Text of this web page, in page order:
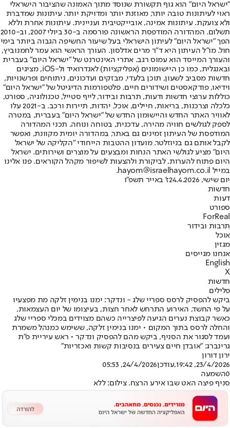
"ישראל היום" הוא גוף תקשורת שנוסד מתוך האמונה שהציבור הישראלי
ראוי לעיתונות טובה יותר, מאוזנת יותר ומדויקת יותר. עיתונות שמדברת
ולא צועקת. עיתונות אמינה, אובייקטיבית ועניינית. עיתונות אחרת וללא
תשלום. המהדורה המודפסת הראשונה פורסמה ב-30 ביולי 2007, וב-2010
הפך "ישראל היום" לעיתון הישראלי בעל שיעור החשיפה הגבוה ביותר בימי
חול. מו"ל העיתון היא ד"ר מרים אדלסון. העורך הראשי הוא עמר לחמנוביץ,
והעורך המייסד הוא עמוס רגב. אתרי האינטרנט של "ישראל היום" בעברית
ובאנגלית, כמו כן היישומונים (אפליקציות) לאנדרואיד ול-iOS, מציגים
חדשות מסביב לשעון, תוכן בלעדי, מבזקים ועדכונים, ניתוחים ופרשנויות,
וידיאו, פודקאסטים ושידורים חיים. פלטפורמות הדיגיטל של "ישראל היום"
כוללות ערוצי חדשות ודעות, תרבות ובידור, לייף סטייל, טכנולוגיה, ספורט,
כלכלה וצרכנות, בריאות, חיילים, אוכל, יהדות, תיירות ורכב. ב-2021 עלו
לאוויר האתר החדש והיישומון החדש של "ישראל היום" בעברית, במטרה
לספק לגולשים חוויה מהירה, עדכנית, בטוחה ונוחה. תכני המהדורה
המודפסת של העיתון זמינים גם באתר, במהדורה יומית מקוונת, ואפשר
לקבל אותם גם בניוזלטר. מועדון ההטבות הייחודי "הקליקה של ישראל
היום" מציע לגולשי האתר הנחות ומבצעים על מוצרים ושירותים. ישראל
היום פתוח להערות, לביקורת ולהצעות לשיפור מקהל הקוראים. פנו אלינו
במייל hayom@israelhayom.co.il.
יום שישי, 24.4.2026
ז' באייר תשפ"ו
חדשות
דעות
ספורט
ForReal
תרבות ובידור
אוכל
מגזין
אנחנו מגייסים
English
X
חדשות
פלילים
ביקש להפסיק לרסס ספריי שלג - ונדקר: ימנו בנימין זלקה מת מפצעיו
על פי החשד, האירוע התרחש לאחר חצות, בעיצומו של יום העצמאות,
כאשר קבוצת נערים הגיעה לפיצרייה כשהם מצוידים במכלי ספריי שלג
והחלה לרסס בתוך המקום • ימנו בנימין זלקה, ששימש כמנהל משמרת
ועמד לסגור את הסניף, ביקש מהם להפסיק ונדקר • ראש עיריית פ"ת
גרינברג: "אובדן חיים צעירים בנסיבות קשות ואכזריות"
ירון דורון
23/4/2026, 19:42
,עודכן24/4/2026, 05:53
0השמעה
סניף פיצה האט שבו אירע הרצח. צילום: ללא